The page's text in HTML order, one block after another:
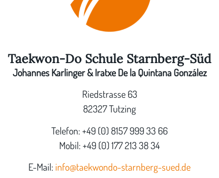
Taekwon-Do Schule Starnberg-Süd
Johannes Karlinger & Iratxe De la Quintana González
Riedstrasse 63
82327 Tutzing
Telefon: +49 (0) 8157 999 33 66
Mobil: +49 (0) 177 213 38 34
E-Mail: info@taekwondo-starnberg-sued.de